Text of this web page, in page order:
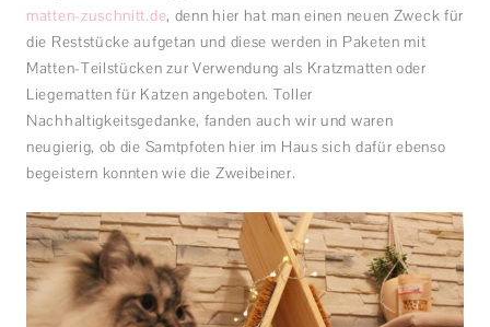
matten-zuschnitt.de, denn hier hat man einen neuen Zweck für
die Reststücke aufgetan und diese werden in Paketen mit
Matten-Teilstücken zur Verwendung als Kratzmatten oder
Liegematten für Katzen angeboten. Toller
Nachhaltigkeitsgedanke, fanden auch wir und waren
neugierig, ob die Samtpfoten hier im Haus sich dafür ebenso
begeistern konnten wie die Zweibeiner.